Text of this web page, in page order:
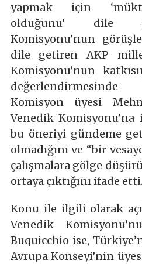
yapmak için
olduğunu’ dile
Komisyonu’nun
dile getiren AKP
Komisyonu’nun
Komisyon üyesi
Venedik
bu öneriyi gündeme
olmadığını ve “bir
çalışmalara gölge
ortaya çıktığını ifade etti.
Konu ile ilgili olarak
Venedik
Buquicchio ise,
Avrupa Konseyi’nin